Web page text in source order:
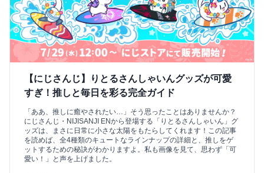
【にじさんじ】りとるさんしゃいんグッズが可愛
すぎ！推しと毎日を彩る完全ガイド
「ああ、推しに癒やされたい…」そう思ったことはありませんか？
にじさんじ・NIJISANJI ENから登場する「りとるさんしゃいん」グ
ッズは、まさに日常に小さな太陽をもたらしてくれます！この記事
を読めば、全4種類のキュートなラインナップの詳細と、推しをゲ
ットするための秘訣がわかりますよ。私も画像を見て、思わず「可
愛い！」と声を上げました。